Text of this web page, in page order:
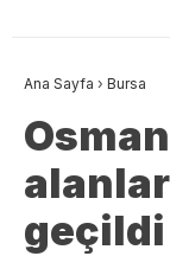
Ana Sayfa › Bursa
geçildi